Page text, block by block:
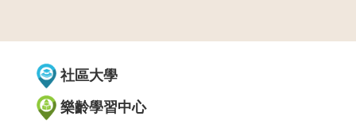
社區大學
樂齡學習中心